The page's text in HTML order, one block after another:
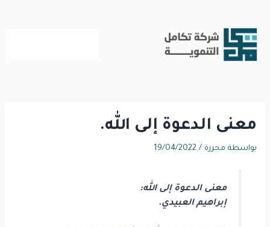
المحتوى
معنى الدعوة إلى الله.
بواسطة محررة /
19/04/2022
معنى الدعوة إلى الله:
إبراهيم العبيدي.